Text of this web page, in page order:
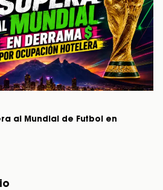
al Mundial de Futbol en